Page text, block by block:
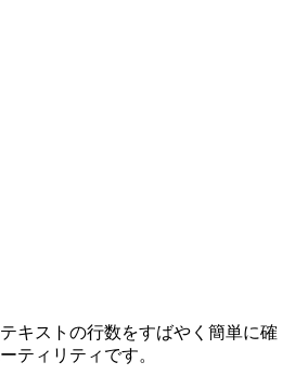
キストの行数をすばやく簡単に確
ティリティです。